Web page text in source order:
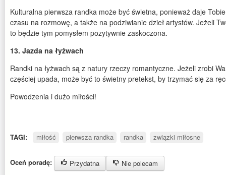
Kulturalna pierwsza randka może być świetna, ponieważ daje
czasu na rozmowę, a także na podziwianie dzieł artystów. Jeżeli
to będzie tym pomysłem pozytywnie zaskoczona.
13. Jazda na łyżwach
Randki na łyżwach są z natury rzeczy romantyczne. Jeżeli zrobi
częściej upada, może być to świetny pretekst, by trzymać się za
Powodzenia i dużo miłości!
TAGI: miłość pierwsza randka randka związki miłosne
Oceń poradę: Przydatna Nie polecam